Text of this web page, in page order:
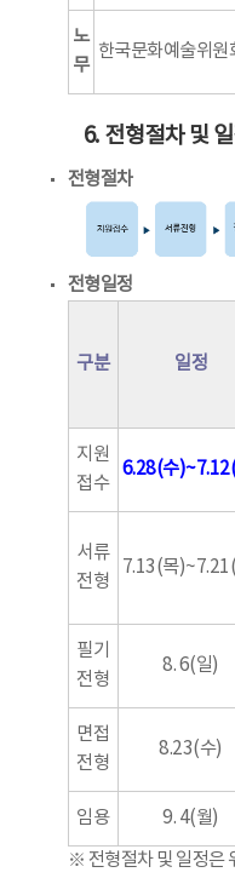
노
무
한국문화예술위
6. 전형절차 및
전형절차
전형일정
구분 일정
지원
접수
6.28(수
서류
전형
7.13(목
필기
전형
8. 6(일)
면접
전형
8.23(수)
임용 9. 4(월)
※ 전형절차 및 일정은